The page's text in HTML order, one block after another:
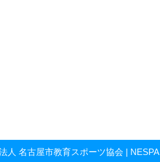
人 名古屋市教育スポーツ協会 | NESPA